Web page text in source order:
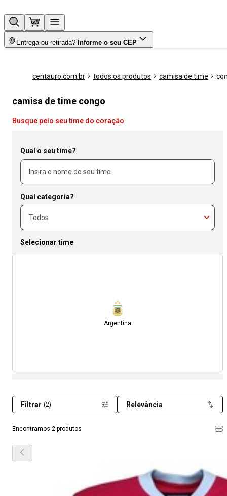
Entrega ou retirada? Informe o seu CEP
centauro.com.br todos os produtos camisa de time
camisa de time congo
Busque pelo seu time do coração
Qual o seu time?
Qual categoria?
Selecionar time
Argentina
Encontramos 2 produtos
Filtrar (2) Relevância